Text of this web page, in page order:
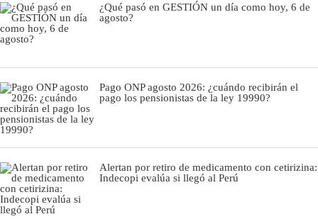
¿Qué pasó en GESTIÓN un día como hoy, 6 de
agosto?
Pago ONP agosto 2026: ¿cuándo recibirán el
pago los pensionistas de la ley 19990?
Alertan por retiro de medicamento con cetirizina:
Indecopi evalúa si llegó al Perú